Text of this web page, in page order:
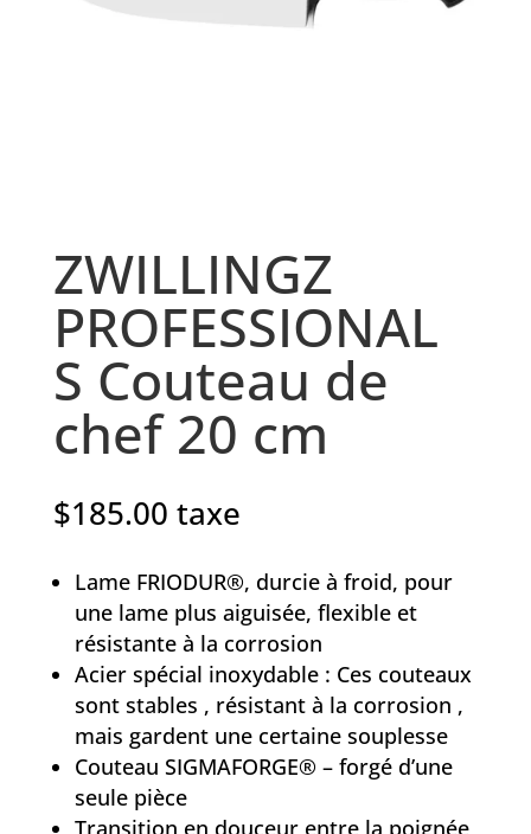
ZWILLINGZ
PROFESSIONAL
S Couteau de
chef 20 cm
$185.00 taxe
Lame FRIODUR®, durcie à froid, pour
une lame plus aiguisée, flexible et
résistante à la corrosion
Acier spécial inoxydable : Ces couteaux
sont stables , résistant à la corrosion ,
mais gardent une certaine souplesse
Couteau SIGMAFORGE® – forgé d’une
seule pièce
Transition en douceur entre la poignée